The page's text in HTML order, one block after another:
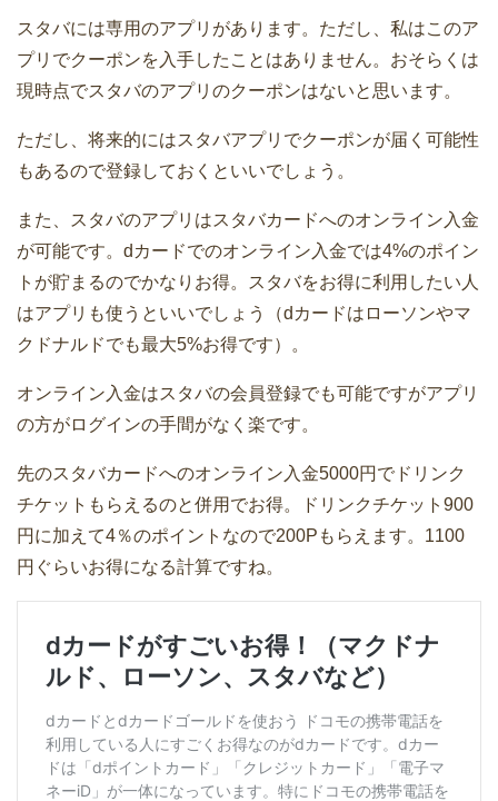
スタバには専用のアプリがあります。ただし、私はこのア
プリでクーポンを入手したことはありません。おそらくは
現時点でスタバのアプリのクーポンはないと思います。
ただし、将来的にはスタバアプリでクーポンが届く可能性
もあるので登録しておくといいでしょう。
また、スタバのアプリはスタバカードへのオンライン入金
が可能です。dカードでのオンライン入金では4%のポイン
トが貯まるのでかなりお得。スタバをお得に利用したい人
はアプリも使うといいでしょう（dカードはローソンやマ
クドナルドでも最大5%お得です）。
オンライン入金はスタバの会員登録でも可能ですがアプリ
の方がログインの手間がなく楽です。
先のスタバカードへのオンライン入金5000円でドリンク
チケットもらえるのと併用でお得。ドリンクチケット900
円に加えて4％のポイントなので200Pもらえます。1100
円ぐらいお得になる計算ですね。